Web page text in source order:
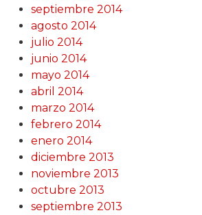
septiembre 2014
agosto 2014
julio 2014
junio 2014
mayo 2014
abril 2014
marzo 2014
febrero 2014
enero 2014
diciembre 2013
noviembre 2013
octubre 2013
septiembre 2013